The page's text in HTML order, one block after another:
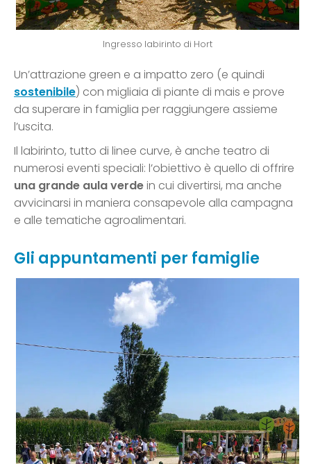
Ingresso labirinto di Hort
Un’attrazione green e a impatto zero (e quindi
sostenibile) con migliaia di piante di mais e prove
da superare in famiglia per raggiungere assieme
l’uscita.
Il labirinto, tutto di linee curve, è anche teatro di
numerosi eventi speciali: l’obiettivo è quello di offrire
una grande aula verdein cui divertirsi, ma anche
avvicinarsi in maniera consapevole alla campagna
e alle tematiche agroalimentari.
Gli appuntamenti per famiglie